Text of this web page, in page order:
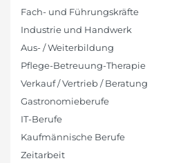
Fach- und Führungskräfte
Industrie und Handwerk
Aus- / Weiterbildung
Pflege-Betreuung-Therapie
Verkauf / Vertrieb / Beratung
Gastronomieberufe
IT-Berufe
Kaufmännische Berufe
Zeitarbeit